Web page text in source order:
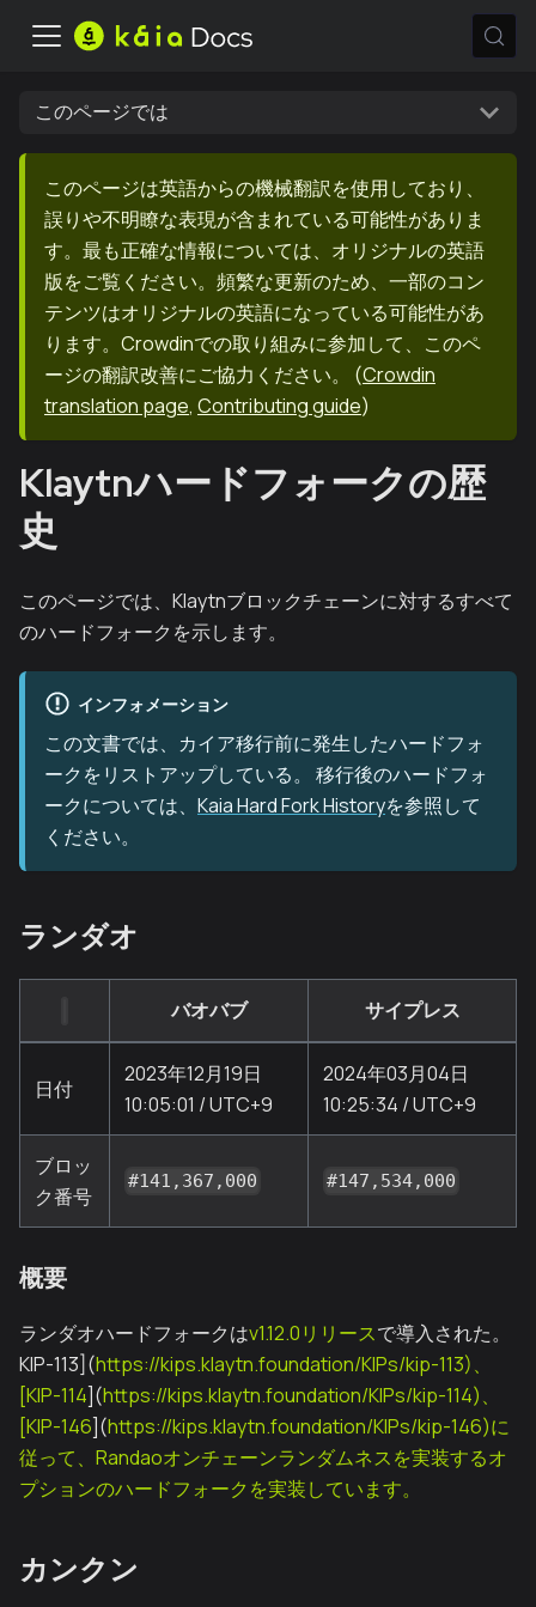
このページでは
このページは英語からの機械翻訳を使用しており、
誤りや不明瞭な表現が含まれている可能性がありま
す。最も正確な情報については、オリジナルの英語
版をご覧ください。頻繁な更新のため、一部のコン
テンツはオリジナルの英語になっている可能性があ
ります。Crowdinでの取り組みに参加して、このペ
ージの翻訳改善にご協力ください。
(Crowdin
translation page, Contributing guide)
Klaytnハードフォークの歴
史
このページでは、Klaytnブロックチェーンに対するすべて
のハードフォークを示します。
インフォメーション
この文書では、カイア移行前に発生したハードフォ
ークをリストアップしている。 移行後のハードフォ
ークについては、 Kaia Hard Fork Historyを参照して
ください。
ランダオ
バオバブ サイプレス
日付
2023年12月19日
10:05:01 / UTC+9
2024年03月04日
10:25:34 / UTC+9
ブロッ
ク番号
#141,367,000 #147,534,000
概要
ランダオハードフォークはv1.12.0リリースで導入された。
KIP-113](https://kips.klaytn.foundation/KIPs/kip-113)、
[KIP-114](https://kips.klaytn.foundation/KIPs/kip-114)、
[KIP-146](https://kips.klaytn.foundation/KIPs/kip-146)に
従って、Randaoオンチェーンランダムネスを実装するオ
プションのハードフォークを実装しています。
カンクン